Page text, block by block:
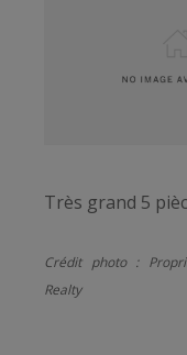
Très grand 5
Crédit photo :
Realty